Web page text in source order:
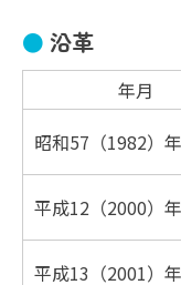
沿革
年月
昭和57（1982）
平成12（2000）
平成13（2001）